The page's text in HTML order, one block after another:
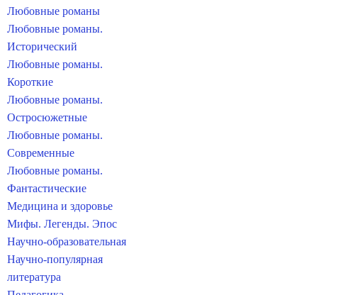
Любовные романы
Любовные романы.
Исторический
Любовные романы.
Короткие
Любовные романы.
Остросюжетные
Любовные романы.
Современные
Любовные романы.
Фантастические
Медицина и здоровье
Мифы. Легенды. Эпос
Научно-образовательная
Научно-популярная
литература